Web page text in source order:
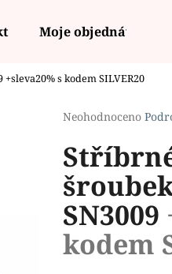
Moje objednávka
+sleva20% s kodem SILVER20
Průměrné
produktu
je
0,0
z
5
hvězdiček.
Neohodnoceno
SN3009
kodem